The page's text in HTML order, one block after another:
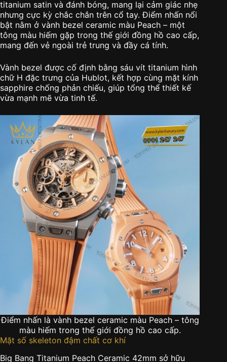
titanium satin và đánh bóng, mang lại cảm giác nhẹ
nhưng cực kỳ chắc chắn trên cổ tay. Điểm nhấn nổi
bật nằm ở vành bezel ceramic màu Peach – một
tông màu hiếm gặp trong thế giới đồng hồ cao cấp,
mang đến vẻ ngoài trẻ trung và đầy cá tính.
Vành bezel được cố định bằng sáu vít titanium hình
chữ H đặc trưng của Hublot, kết hợp cùng mặt kính
sapphire chống phản chiếu, giúp tổng thể thiết kế
vừa mạnh mẽ vừa tinh tế.
Điểm nhấn là vành bezel ceramic màu Peach – tông
màu hiếm trong thế giới đồng hồ cao cấp.
Mặt số skeleton đậm chất cơ khí
Big Bang Titanium Peach Ceramic 42mm sở hữu